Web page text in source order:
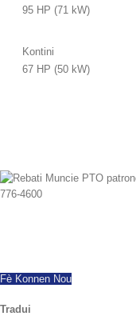
95 HP (71 kW)
Kontini
67 HP (50 kW)
Fè Konnen Nou
Tradui